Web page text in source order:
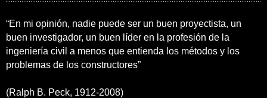
“En mi opinión, nadie puede ser un buen proyectista, un
buen investigador, un buen líder en la profesión de la
ingeniería civil a menos que entienda los métodos y los
problemas de los constructores”
(Ralph B. Peck, 1912-2008)